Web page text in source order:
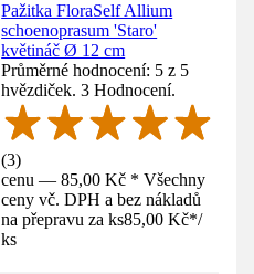
Pažitka FloraSelf Allium
schoenoprasum 'Staro'
květináč Ø 12 cm
Průměrné hodnocení: 5 z 5
hvězdiček. 3 Hodnocení.
(3)
cenu — 85,00 Kč * Všechny
ceny vč. DPH a bez nákladů
na přepravu za ks85,00 Kč*/
ks